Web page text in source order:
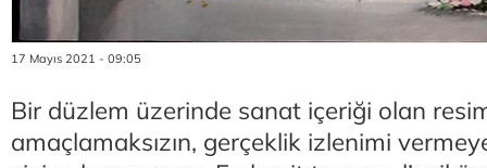
17 Mayıs 2021 - 09:05
Bir düzlem üzerinde sanat içeriği olan
amaçlamaksızın, gerçeklik izlenimi